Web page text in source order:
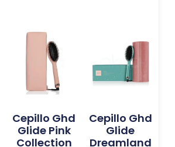
Cepillo Ghd
Glide Pink
Collection
Cepillo Ghd
Glide
Dreamland